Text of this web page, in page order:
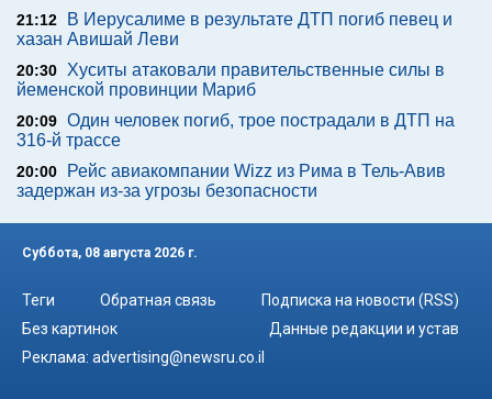
21:12
В Иерусалиме в результате ДТП погиб певец и
хазан Авишай Леви
20:30 Хуситы атаковали правительственные силы в
йеменской провинции Мариб
20:09 Один человек погиб, трое пострадали в ДТП на
316-й трассе
20:00
Рейс авиакомпании Wizz из Рима в Тель-Авив
задержан из-за угрозы безопасности
Суббота, 08 августа 2026 г.
Теги Обратная связь
Подписка на новости (RSS)
Без картинок
Данные редакции и устав
Реклама: advertising@newsru.co.il